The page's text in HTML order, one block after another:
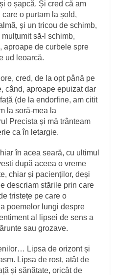
o șapcă. Și cred că am
o purtam la șold,
și un tricou de schimb,
să-l schimb,
aproape de curbele spre
ud leoarcă.
cred, de la opt până pe
când, aproape epuizat dar
(de la endorfine, am citit
la soră-mea la
Precista și mă trânteam
ca în letargie.
în acea seară, cu ultimul
după aceea o vreme
chiar și pacienților, deși
descriam stările prin care
tristețe pe care o
poemelor lungi despre
al lipsei de sens a
sau grozave.
Lipsa de orizont și
Lipsa de rost, atât de
și sănătate, oricât de